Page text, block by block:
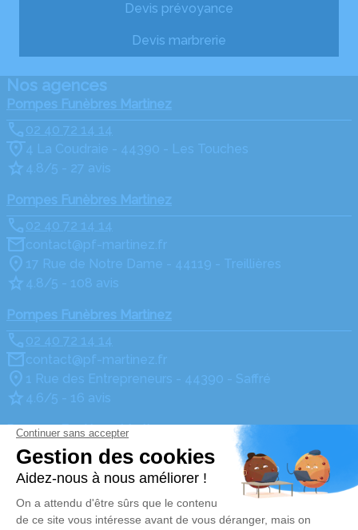
Devis prévoyance
Devis marbrerie
Nos agences
Pompes Funèbres Martinez
02 40 72 14 14
4 La Coudraie - 44390 - Les Touches
4.8/5 - 27 avis
Pompes Funèbres Martinez
02 40 72 14 14
contact@pf-martinez.fr
17 Rue de Notre Dame - 44119 - Treillières
4.8/5 - 108 avis
Pompes Funèbres Martinez
02 40 72 14 14
contact@pf-martinez.fr
1 Rue des Entrepreneurs - 44390 - Saffré
4.6/5 - 16 avis
Pompes Funèbres Martinez
02 40 72 14 14
contact@pf-martinez.fr
1, Avenue des Fauvettes - 44390 - Nort-sur-Erdre
4.8/5 - 129 avis